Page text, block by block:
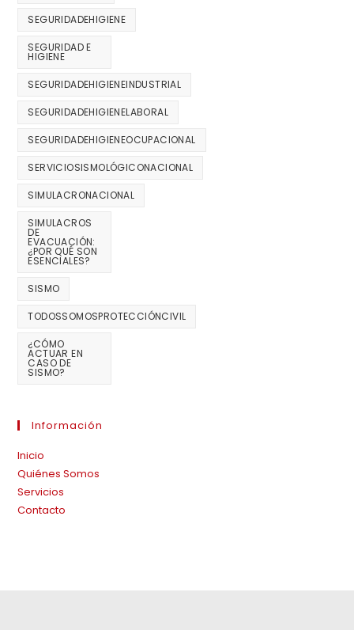
SEGURIDADEHIGIENE
SEGURIDAD E
HIGIENE
SEGURIDADEHIGIENEINDUSTRIAL
SEGURIDADEHIGIENELABORAL
SEGURIDADEHIGIENEOCUPACIONAL
SERVICIOSISMOLÓGICONACIONAL
SIMULACRONACIONAL
SIMULACROS
DE
EVACUACIÓN:
¿POR QUÉ SON
ESENCIALES?
SISMO
TODOSSOMOSPROTECCIÓNCIVIL
¿CÓMO
ACTUAR EN
CASO DE
SISMO?
Información
Inicio
Quiénes Somos
Servicios
Contacto